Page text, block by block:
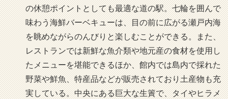
の休憩ポイントとしても最適な道の駅。七輪を囲んで
味わう海鮮バーベキューは、目の前に広がる瀬戸内海
を眺めながらのんびりと楽しむことができる。また、
レストランでは新鮮な魚介類や地元産の食材を使用し
たメニューを堪能できるほか、館内では島内で採れた
野菜や鮮魚、特産品などが販売されており土産物も充
実している。中央にある巨大な生簀で、タイやヒラメ